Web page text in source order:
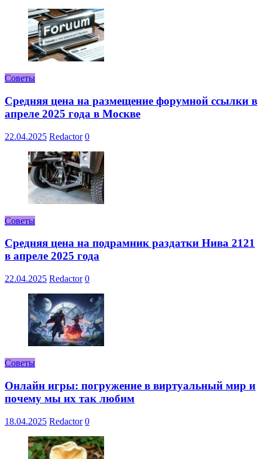
Советы
Средняя цена на размещение форумной ссылки в
апреле 2025 года в Москве
22.04.2025 Redactor 0
Советы
Средняя цена на подрамник раздатки Нива 2121
в апреле 2025 года
22.04.2025 Redactor 0
Советы
Онлайн игры: погружение в виртуальный мир и
почему мы их так любим
18.04.2025 Redactor 0